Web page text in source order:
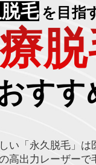
毛 を目指
すす
い「永久脱毛」は
高出力レーザーで